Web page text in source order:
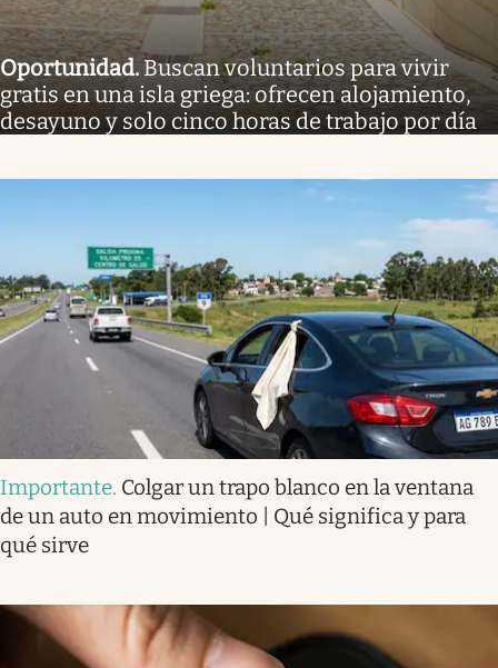
Oportunidad.Buscan voluntarios para vivir
gratis en una isla griega: ofrecen alojamiento,
desayuno y solo cinco horas de trabajo por día
Importante. Colgar un trapo blanco en la ventana
de un auto en movimiento | Qué significa y para
qué sirve